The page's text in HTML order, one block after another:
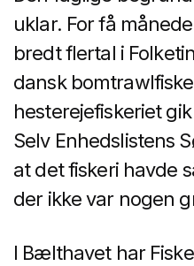
uklar. For få
bredt flertal i
dansk
hesterejefiskeriet
Selv Enhedslistens
at det fiskeri havde
der ikke var nogen
I Bælthavet har